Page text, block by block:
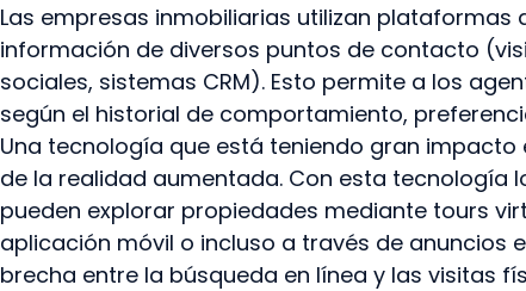
Las empresas inmobiliarias utilizan
información de diversos puntos de contacto
sociales, sistemas CRM). Esto permite a los
según el historial de comportamiento,
Una tecnología que está teniendo gran impacto
de la realidad aumentada. Con esta tecnología
pueden explorar propiedades mediante tours
aplicación móvil o incluso a través de anuncios
brecha entre la búsqueda en línea y las visitas